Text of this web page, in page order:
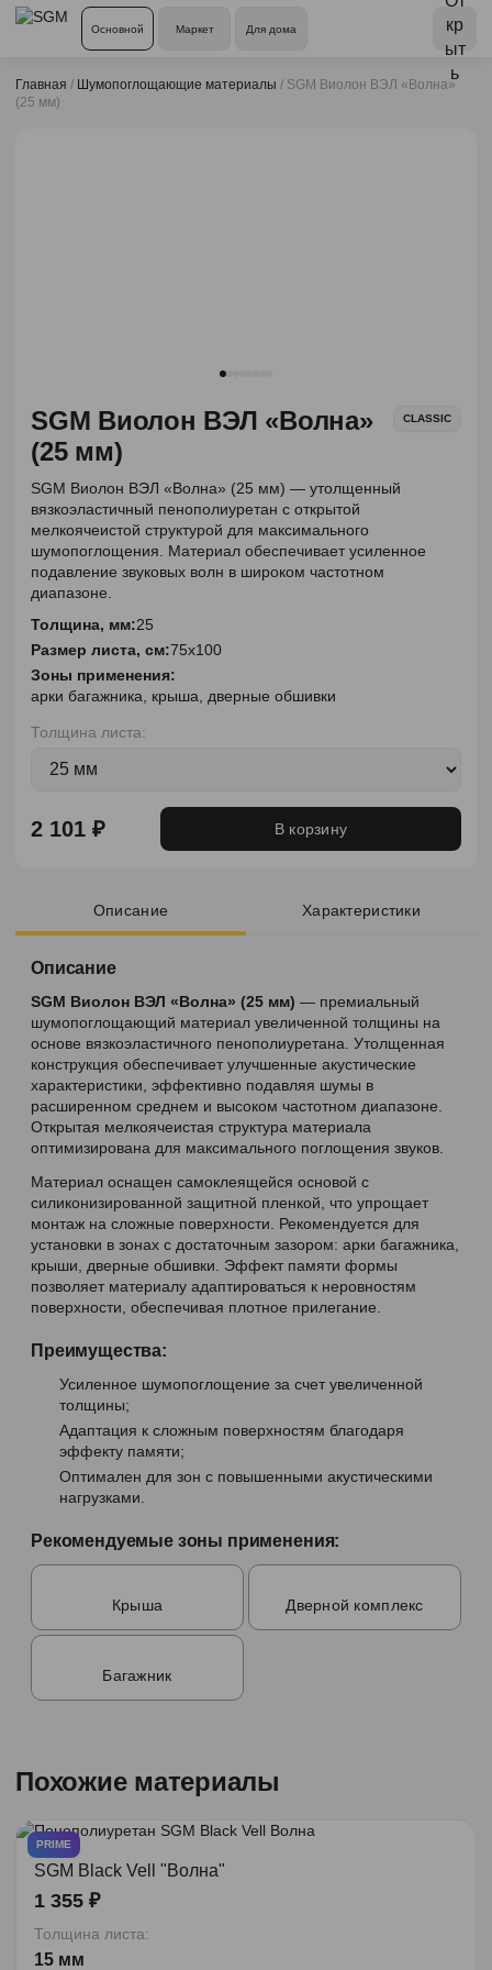
Основной Маркет Для дома
Главная / Шумопоглощающие материалы / SGM Виолон ВЭЛ «Волна»
(25 мм)
SGM Виолон ВЭЛ «Волна»
(25 мм)
CLASSIC
SGM Виолон ВЭЛ «Волна» (25 мм) — утолщенный
вязкоэластичный пенополиуретан с открытой
мелкоячеистой структурой для максимального
шумопоглощения. Материал обеспечивает усиленное
подавление звуковых волн в широком частотном
диапазоне.
Толщина, мм:25
Размер листа, см:75x100
Зоны применения:
арки багажника, крыша, дверные обшивки
Толщина листа:
2 101 ₽ В корзину
Описание Характеристики
Описание
SGM Виолон ВЭЛ «Волна» (25 мм) — премиальный
шумопоглощающий материал увеличенной толщины на
основе вязкоэластичного пенополиуретана. Утолщенная
конструкция обеспечивает улучшенные акустические
характеристики, эффективно подавляя шумы в
расширенном среднем и высоком частотном диапазоне.
Открытая мелкоячеистая структура материала
оптимизирована для максимального поглощения звуков.
Материал оснащен самоклеящейся основой с
силиконизированной защитной пленкой, что упрощает
монтаж на сложные поверхности. Рекомендуется для
установки в зонах с достаточным зазором: арки багажника,
крыши, дверные обшивки. Эффект памяти формы
позволяет материалу адаптироваться к неровностям
поверхности, обеспечивая плотное прилегание.
Преимущества:
Усиленное шумопоглощение за счет увеличенной
толщины;
Адаптация к сложным поверхностям благодаря
эффекту памяти;
Оптимален для зон с повышенными акустическими
нагрузками.
Рекомендуемые зоны применения:
Крыша Дверной комплекс
Багажник
Похожие материалы
PRIME
SGM Black Vell "Волна"
1 355 ₽
Толщина листа:
15 мм